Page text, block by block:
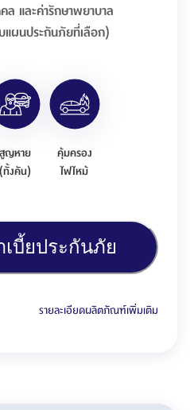
และค่ารักษาพยาบาล
ผนประกันภัยที่เลือก)
สูญหาย
(ทั้งคัน)
คุ้มครอง
ไฟไหม้
เบี้ยประกันภัย
รายละเอียดผลิตภัณฑ์เพิ่มเติม